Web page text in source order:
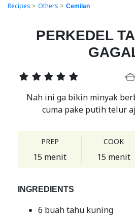
Recipes > Others > Cemilan
PERKEDEL
Nah ini ga bikin minyak
cuma pake putih telur
PREP
15 menit
COOK
15 menit
INGREDIENTS
6 buah tahu kuning